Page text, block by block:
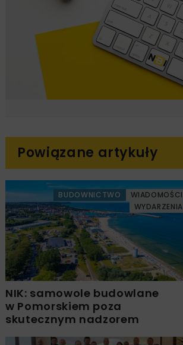
Powiązane artykuły
BUDOWNICTWO
WIADOMOŚCI
WYDARZENIA
NIK: samowole budowlane
w Pomorskiem poza
skutecznym nadzorem